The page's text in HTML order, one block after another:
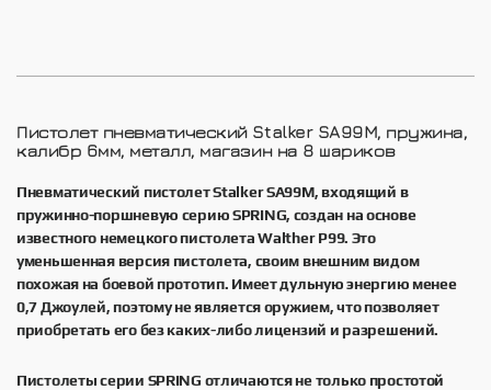
Пистолет пневматический Stalker SA99M, пружина,
калибр 6мм, металл, магазин на 8 шариков
Пневматический пистолет Stalker SA99M, входящий в
пружинно-поршневую серию SPRING, создан на основе
известного немецкого пистолета Walther P99. Это
уменьшенная версия пистолета, своим внешним видом
похожая на боевой прототип. Имеет дульную энергию менее
0,7 Джоулей, поэтому не является оружием, что позволяет
приобретать его без каких-либо лицензий и разрешений.
Пистолеты серии SPRING отличаются не только простотой